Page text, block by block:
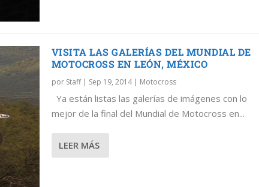
VISITA LAS GALERÍAS DEL MUNDIAL DE
MOTOCROSS EN LEÓN, MÉXICO
por Staff| Sep 19, 2014| Motocross
Ya están listas las galerías de imágenes con lo
mejor de la final del Mundial de Motocross en...
LEER MÁS